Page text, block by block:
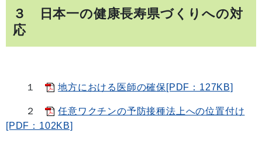
３ 日本一の健康長寿県づくりへの対
応
１ 地方における医師の確保[PDF：127KB]
２
任意ワクチンの予防接種法上への位置付け
[PDF：102KB]